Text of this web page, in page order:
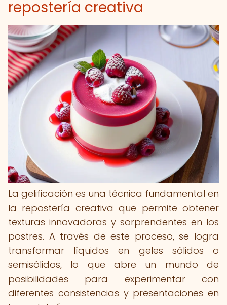
repostería creativa
La gelificación es una técnica fundamental en
la repostería creativa que permite obtener
texturas innovadoras y sorprendentes en los
postres. A través de este proceso, se logra
transformar líquidos en geles sólidos o
semisólidos, lo que abre un mundo de
posibilidades para experimentar con
diferentes consistencias y presentaciones en